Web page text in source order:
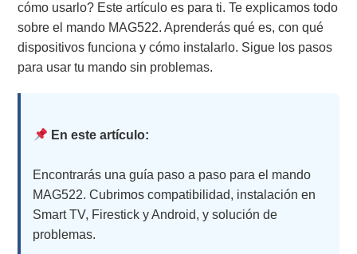
cómo usarlo? Este artículo es para ti. Te explicamos todo
sobre el mando MAG522. Aprenderás qué es, con qué
dispositivos funciona y cómo instalarlo. Sigue los pasos
para usar tu mando sin problemas.
En este artículo:
Encontrarás una guía paso a paso para el mando
MAG522. Cubrimos compatibilidad, instalación en
Smart TV, Firestick y Android, y solución de
problemas.